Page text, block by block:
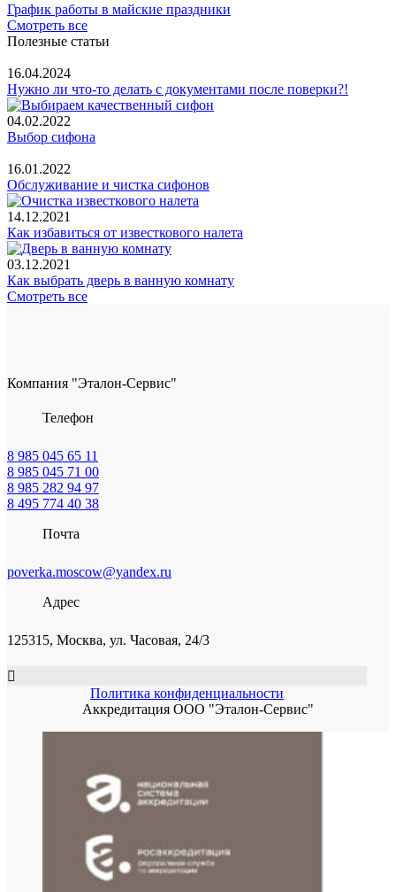
График работы в майские праздники
Смотреть все
Полезные статьи
16.04.2024
Нужно ли что-то делать с документами после поверки?!
04.02.2022
Выбор сифона
16.01.2022
Обслуживание и чистка сифонов
14.12.2021
Как избавиться от известкового налета
03.12.2021
Как выбрать дверь в ванную комнату
Смотреть все
Компания "Эталон-Сервис"
Телефон
8 985 045 65 11
8 985 045 71 00
8 985 282 94 97
8 495 774 40 38
Почта
poverka.moscow@yandex.ru
Адрес
125315, Москва, ул. Часовая, 24/3
Политика конфиденциальности
Аккредитация ООО "Эталон-Сервис"